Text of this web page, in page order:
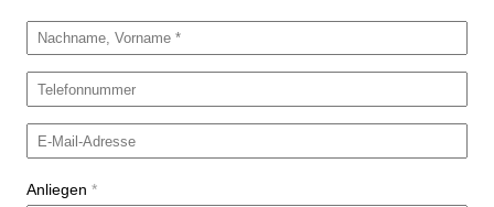
Name*
Telefonnummer
E-Mail-Adresse
Anliegen *